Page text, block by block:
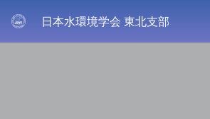
日本水環境学会 東北支部